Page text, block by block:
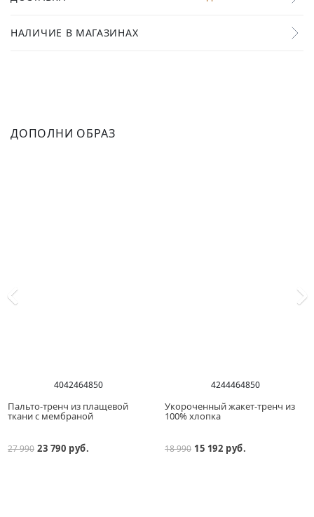
НАЛИЧИЕ В МАГАЗИНАХ
ДОПОЛНИ ОБРАЗ
4042464850
Пальто-тренч из плащевой
ткани с мембраной
27 990 23 790 руб.
4244464850
Укороченный жакет-тренч из
100% хлопка
18 990 15 192 руб.